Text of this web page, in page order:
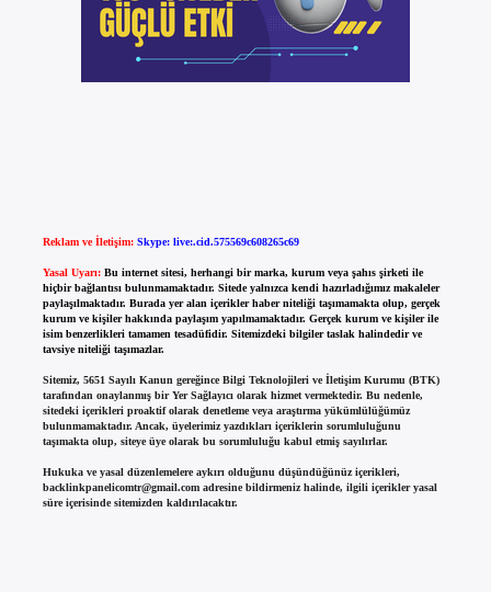
Reklam ve İletişim: Skype: live:.cid.575569c608265c69
Yasal Uyarı: Bu internet sitesi, herhangi bir marka, kurum veya şahıs şirketi ile
hiçbir bağlantısı bulunmamaktadır. Sitede yalnızca kendi hazırladığımız makaleler
paylaşılmaktadır. Burada yer alan içerikler haber niteliği taşımamakta olup, gerçek
kurum ve kişiler hakkında paylaşım yapılmamaktadır. Gerçek kurum ve kişiler ile
isim benzerlikleri tamamen tesadüfidir. Sitemizdeki bilgiler taslak halindedir ve
tavsiye niteliği taşımazlar.
Sitemiz, 5651 Sayılı Kanun gereğince Bilgi Teknolojileri ve İletişim Kurumu (BTK)
tarafından onaylanmış bir Yer Sağlayıcı olarak hizmet vermektedir. Bu nedenle,
sitedeki içerikleri proaktif olarak denetleme veya araştırma yükümlülüğümüz
bulunmamaktadır. Ancak, üyelerimiz yazdıkları içeriklerin sorumluluğunu
taşımakta olup, siteye üye olarak bu sorumluluğu kabul etmiş sayılırlar.
Hukuka ve yasal düzenlemelere aykırı olduğunu düşündüğünüz içerikleri,
backlinkpanelicomtr@gmail.comadresine bildirmeniz halinde, ilgili içerikler yasal
süre içerisinde sitemizden kaldırılacaktır.